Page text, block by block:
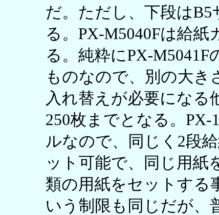
だ。ただし、下段は
る。PX-M5040Fは給
る。純粋にPX-
ものなので、別の大き
入れ替えが必要になる
250枚までとなる。PX-
ルなので、同じく2段
ット可能で、同じ用紙
類の用紙をセットする
いう制限も同じだが、